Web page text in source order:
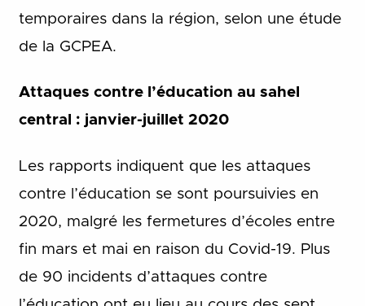
temporaires dans la région, selon une étude
de la GCPEA.
Attaques contre l’éducation au sahel
central : janvier-juillet 2020
Les rapports indiquent que les attaques
contre l’éducation se sont poursuivies en
2020, malgré les fermetures d’écoles entre
fin mars et mai en raison du Covid-19. Plus
de 90 incidents d’attaques contre